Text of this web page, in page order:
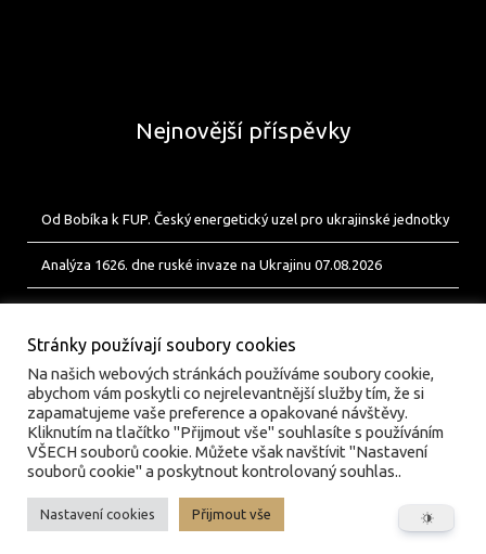
Nejnovější příspěvky
Od Bobíka k FUP. Český energetický uzel pro ukrajinské jednotky
Analýza 1626. dne ruské invaze na Ukrajinu 07.08.2026
© valka.online | Vydavatel: Jan Tofl, Plzeň | ISSN 3029-
6420
Stránky používají soubory cookies
Na našich webových stránkách používáme soubory cookie,
abychom vám poskytli co nejrelevantnější služby tím, že si
zapamatujeme vaše preference a opakované návštěvy.
Kliknutím na tlačítko "Přijmout vše" souhlasíte s používáním
VŠECH souborů cookie. Můžete však navštívit "Nastavení
souborů cookie" a poskytnout kontrolovaný souhlas..
Nastavení cookies Přijmout vše